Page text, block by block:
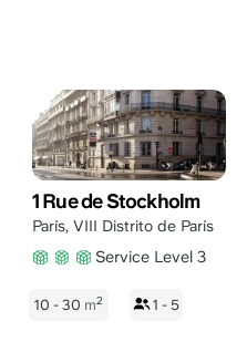
1 Rue de Stockholm
París, VIII Distrito de París
Service Level 3
10 - 30 m2 1 - 5